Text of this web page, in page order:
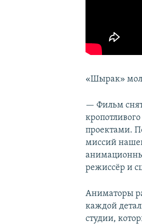
«Шырак»
— Фильм снят
проектами.
миссий
режиссёр и
Аниматоры
каждой
студии,